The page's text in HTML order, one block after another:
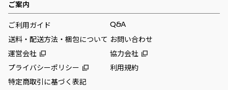
ご案内
ご利用ガイド
Q&A
送料・配送方法・梱包について お問い合わせ
運営会社
協力会社
プライバシーポリシー
利用規約
特定商取引に基づく表記